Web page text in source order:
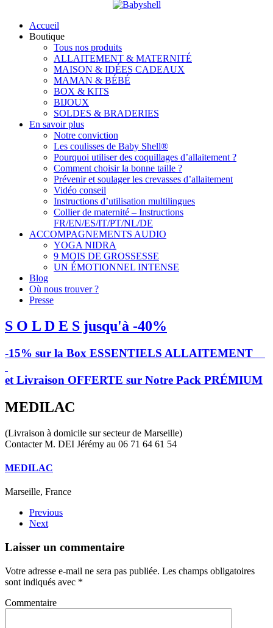
Accueil
Boutique
Tous nos produits
ALLAITEMENT & MATERNITÉ
MAISON & IDÉES CADEAUX
MAMAN & BÉBÉ
BOX & KITS
BIJOUX
SOLDES & BRADERIES
En savoir plus
Notre conviction
Les coulisses de Baby Shell®
Pourquoi utiliser des coquillages d’allaitement ?
Comment choisir la bonne taille ?
Prévenir et soulager les crevasses d’allaitement
Vidéo conseil
Instructions d’utilisation multilingues
Collier de maternité – Instructions
FR/EN/ES/IT/PT/NL/DE
ACCOMPAGNEMENTS AUDIO
YOGA NIDRA
9 MOIS DE GROSSESSE
UN ÉMOTIONNEL INTENSE
Blog
Où nous trouver ?
Presse
S O L D E S jusqu'à -40%
-15% sur la Box ESSENTIELS ALLAITEMENT
et Livraison OFFERTE sur Notre Pack PRÉMIUM
MEDILAC
(Livraison à domicile sur secteur de Marseille)
Contacter M. DEI Jérémy au 06 71 64 61 54
MEDILAC
Marseille, France
Previous
Next
Laisser un commentaire
Votre adresse e-mail ne sera pas publiée. Les champs obligatoires
sont indiqués avec *
Commentaire